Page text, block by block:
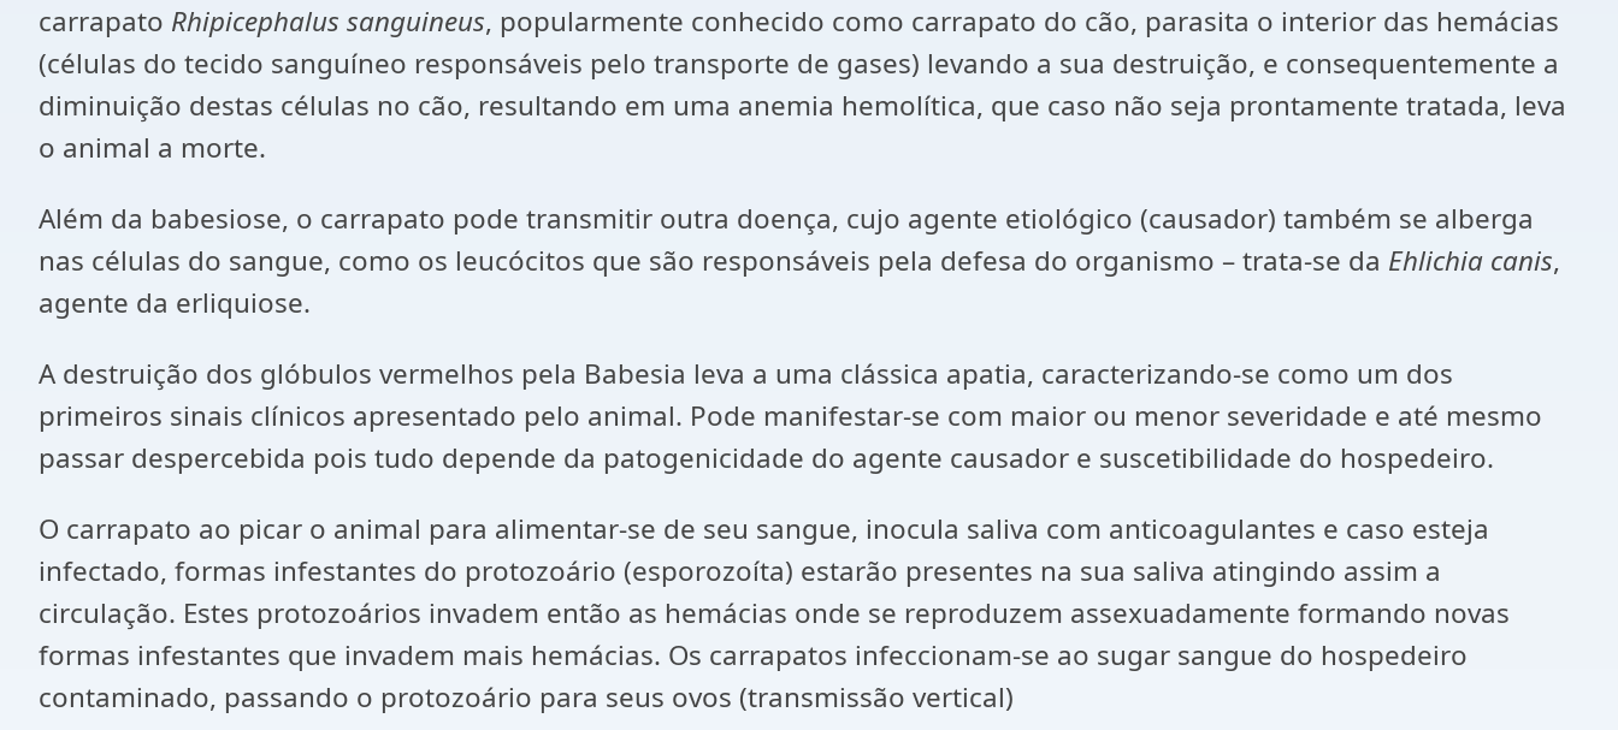
carrapato Rhipicephalus sanguineus, popularmente conhecido como carrapato do cão, parasita o interior das hemácias
(células do tecido sanguíneo responsáveis pelo transporte de gases) levando a sua destruição, e consequentemente a
diminuição destas células no cão, resultando em uma anemia hemolítica, que caso não seja prontamente tratada, leva
o animal a morte.
Além da babesiose, o carrapato pode transmitir outra doença, cujo agente etiológico (causador) também se alberga
nas células do sangue, como os leucócitos que são responsáveis pela defesa do organismo – trata-se da Ehlichia canis,
agente da erliquiose.
A destruição dos glóbulos vermelhos pela Babesia leva a uma clássica apatia, caracterizando-se como um dos
primeiros sinais clínicos apresentado pelo animal. Pode manifestar-se com maior ou menor severidade e até mesmo
passar despercebida pois tudo depende da patogenicidade do agente causador e suscetibilidade do hospedeiro.
O carrapato ao picar o animal para alimentar-se de seu sangue, inocula saliva com anticoagulantes e caso esteja
infectado, formas infestantes do protozoário (esporozoíta) estarão presentes na sua saliva atingindo assim a
circulação. Estes protozoários invadem então as hemácias onde se reproduzem assexuadamente formando novas
formas infestantes que invadem mais hemácias. Os carrapatos infeccionam-se ao sugar sangue do hospedeiro
contaminado, passando o protozoário para seus ovos (transmissão vertical)